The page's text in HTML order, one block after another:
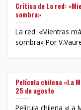
Crítica de La red:
sombra»
La red: «Mientras
sombra» Por
Película chilena «La
25 de agosto
Película chilena «La